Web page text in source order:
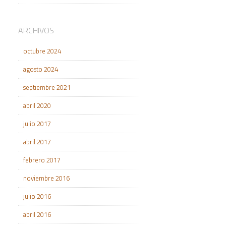
ARCHIVOS
octubre 2024
agosto 2024
septiembre 2021
abril 2020
julio 2017
abril 2017
febrero 2017
noviembre 2016
julio 2016
abril 2016